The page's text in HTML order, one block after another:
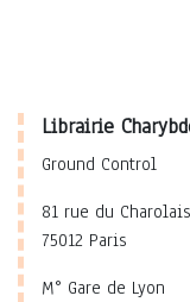
Librairie
Ground Control
81 rue du Charolais
75012 Paris
M° Gare de Lyon